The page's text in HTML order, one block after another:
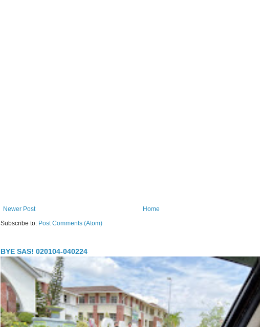
Newer Post
Home
Subscribe to: Post Comments (Atom)
BYE SAS! 020104-040224